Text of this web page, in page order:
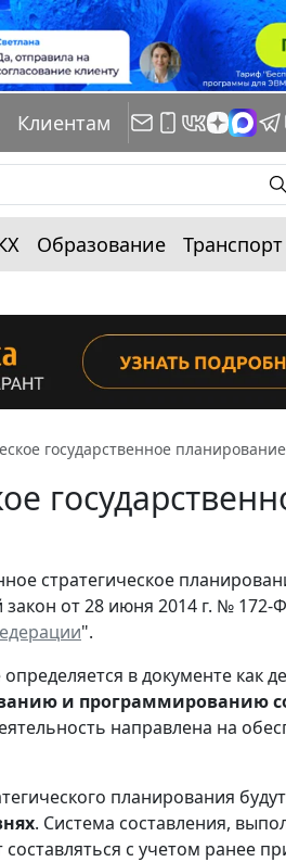
Клиентам
Образование Транспорт
государственное планирование
стратегическое
от 28 июня 2014 г. № 172-
".
в документе как
и программированию
направлена на
планирования
. Система составления,
с учетом ранее